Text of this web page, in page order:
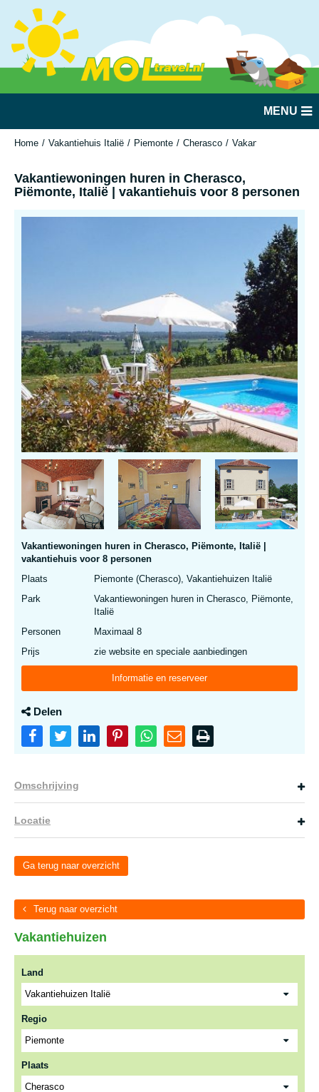
MENU
Home Vakantiehuis Italië Piemonte Cherasco Vakantiewoningen
Vakantiewoningen huren in Cherasco,
Piëmonte, Italië | vakantiehuis voor 8 personen
Vakantiewoningen huren in Cherasco, Piëmonte, Italië |
vakantiehuis voor 8 personen
Plaats
Piemonte (Cherasco), Vakantiehuizen Italië
Park
Vakantiewoningen huren in Cherasco, Piëmonte,
Italië
Personen
Maximaal 8
Prijs
zie website en speciale aanbiedingen
Informatie en reserveer
Delen
Omschrijving
Locatie
Ga terug naar overzicht
Terug naar overzicht
Vakantiehuizen
Land
Regio
Plaats